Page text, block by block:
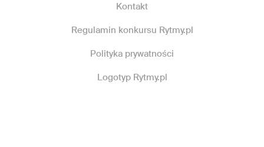
Kontakt
Regulamin konkursu Rytmy.pl
Polityka prywatności
Logotyp Rytmy.pl